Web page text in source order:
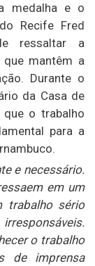
medalha e o
Recife Fred
ressaltar a
mantêm a
Durante o
da Casa de
que o trabalho
para a
e necessário.
em um
trabalho sério
o trabalho
de imprensa